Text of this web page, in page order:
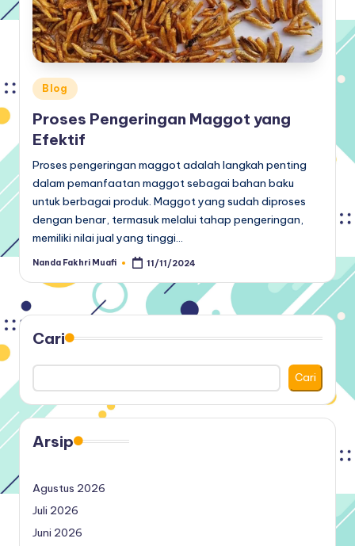
Posted
in
Blog
Proses Pengeringan Maggot yang
Efektif
Proses pengeringan maggot adalah langkah penting
dalam pemanfaatan maggot sebagai bahan baku
untuk berbagai produk. Maggot yang sudah diproses
dengan benar, termasuk melalui tahap pengeringan,
memiliki nilai jual yang tinggi…
Posted
Nanda Fakhri Muafi 11/11/2024
Cari
Cari
Arsip
Agustus 2026
Juli 2026
Juni 2026